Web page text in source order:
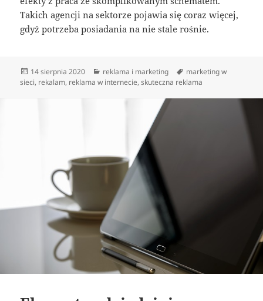
Takich agencji na sektorze pojawia się coraz więcej,
gdyż potrzeba posiadania na nie stale rośnie.
Data
publikacji
14 sierpnia 2020 Kategorie
reklama i marketing Tagi
marketing w
sieci, rekalam, reklama w internecie,skuteczna reklama